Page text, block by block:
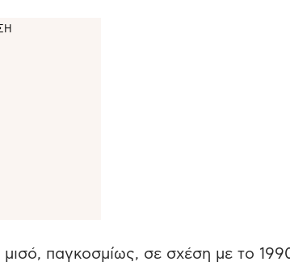
παγκοσμίως, σε σχέση με το